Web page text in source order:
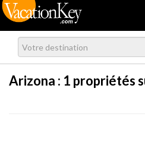
Arizona : 1 propriétés